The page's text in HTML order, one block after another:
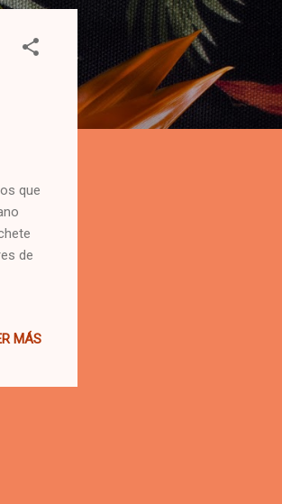
que
de
MÁS